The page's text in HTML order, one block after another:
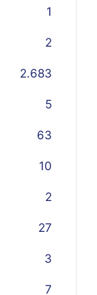
1
2
2.683
5
63
10
2
27
3
7